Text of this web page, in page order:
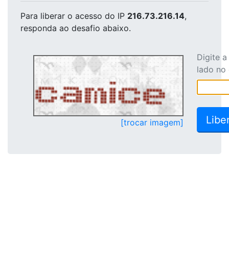
Para liberar o acesso do IP 216.73.216.14,
responda ao desafio abaixo.
[trocar imagem]
Digite
lado no